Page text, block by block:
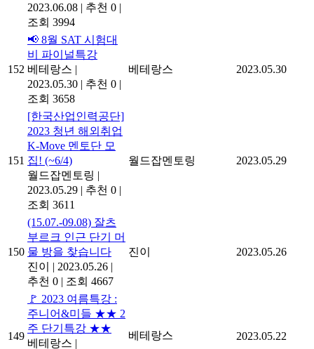
2023.06.08 | 추천 0 |
조회 3994
152
📢 8월 SAT 시험대
비 파이널특강
베테랑스 |
2023.05.30 | 추천 0 |
조회 3658
베테랑스 2023.05.30
151
[한국산업인력공단]
2023 청년 해외취업
K-Move 멘토단 모
집! (~6/4)
월드잡멘토링 |
2023.05.29 | 추천 0 |
조회 3611
월드잡멘토링 2023.05.29
150
(15.07.-09.08) 잘츠
부르크 인근 단기 머
물 방을 찾습니다
진이
| 2023.05.26 |
추천 0 | 조회 4667
진이 2023.05.26
149
🚩 2023 여름특강 :
주니어&미들 ★★ 2
주 단기특강 ★★
베테랑스 |
베테랑스 2023.05.22